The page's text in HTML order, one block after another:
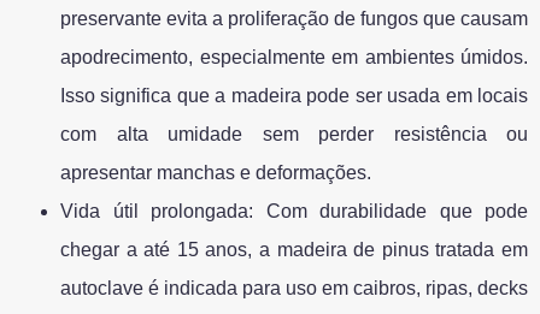
preservante evita a proliferação de fungos que causam
apodrecimento, especialmente em ambientes úmidos.
Isso significa que a madeira pode ser usada em locais
com alta umidade sem perder resistência ou
apresentar manchas e deformações.
Vida útil prolongada: Com durabilidade que pode
chegar a até 15 anos, a madeira de pinus tratada em
autoclave é indicada para uso em caibros, ripas, decks